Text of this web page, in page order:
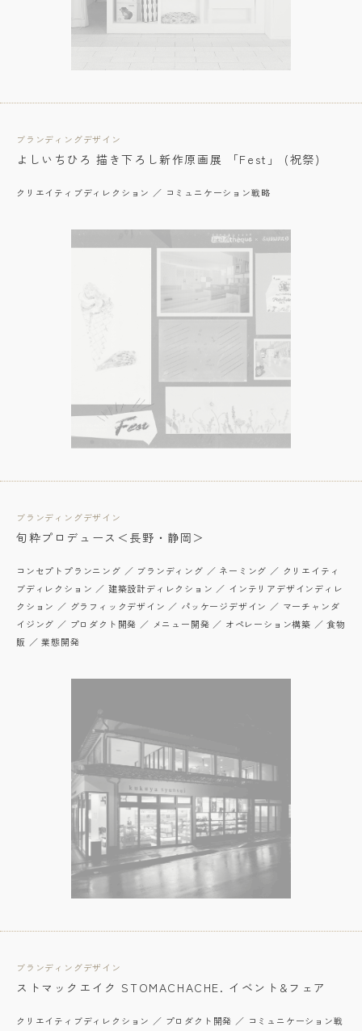
ブランディングデザイン
よしいちひろ 描き下ろし新作原画展 「Fest」 (祝祭)
クリエイティブディレクション ／ コミュニケーション戦略
ブランディングデザイン
旬粋プロデュース＜長野・静岡＞
コンセプトプランニング ／ ブランディング ／ ネーミング ／ クリエイティ
ブディレクション ／ 建築設計ディレクション ／ インテリアデザインディレ
クション ／ グラフィックデザイン ／ パッケージデザイン ／ マーチャンダ
イジング ／ プロダクト開発 ／ メニュー開発 ／ オペレーション構築 ／ 食物
販 ／ 業態開発
ブランディングデザイン
ストマックエイク STOMACHACHE. イベント&フェア
クリエイティブディレクション ／ プロダクト開発 ／ コミュニケーション戦